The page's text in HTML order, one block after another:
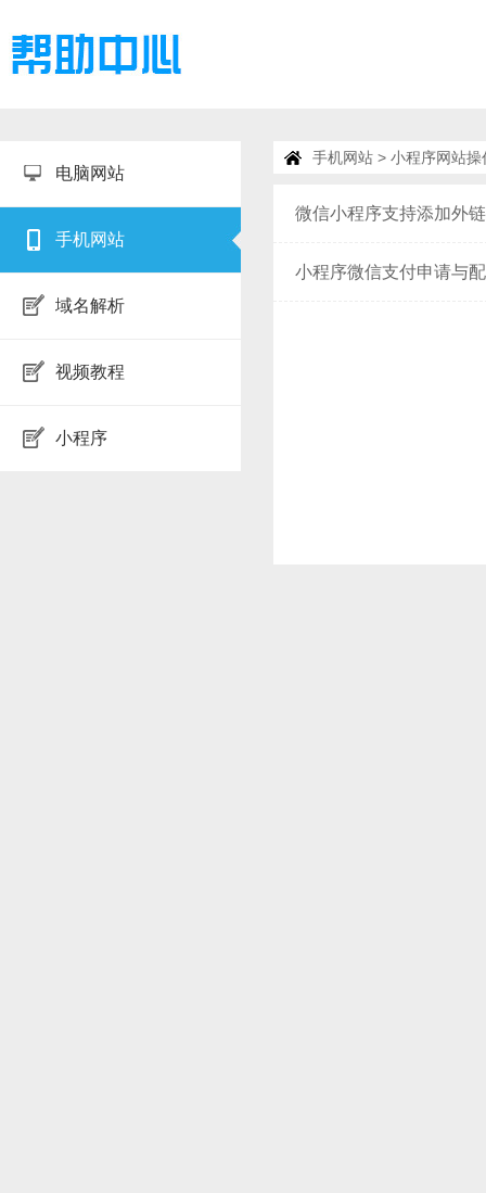
电脑网站
手机网站
域名解析
视频教程
小程序
手机网站 > 小程序网站操
微信小程序支持添加外
小程序微信支付申请与